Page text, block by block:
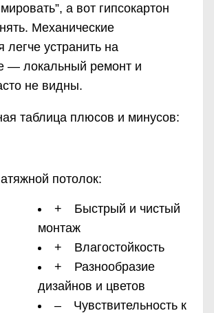
а вот гипсокартон
Механические
легче устранить на
— локальный ремонт и
не видны.
таблица плюсов и минусов:
потолок:
+ Быстрый и чистый
монтаж
+ Влагостойкость
+ Разнообразие
дизайнов и цветов
– Чувствительность к